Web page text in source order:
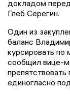
докладом
Глеб Серегин.
Один из
баланс
курсировать
сообщил вице-
единогласно